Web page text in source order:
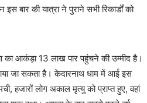
बार की यात्रा ने पुराने सभी रिकार्डों को
का आकंड़ा 13 लाख पार पहुंचने की उम्मीद है।
जा सकता है। केदारनाथ धाम में आई इस
हजारों लोग अकाल मृत्यु को प्राप्त हुए, वहां